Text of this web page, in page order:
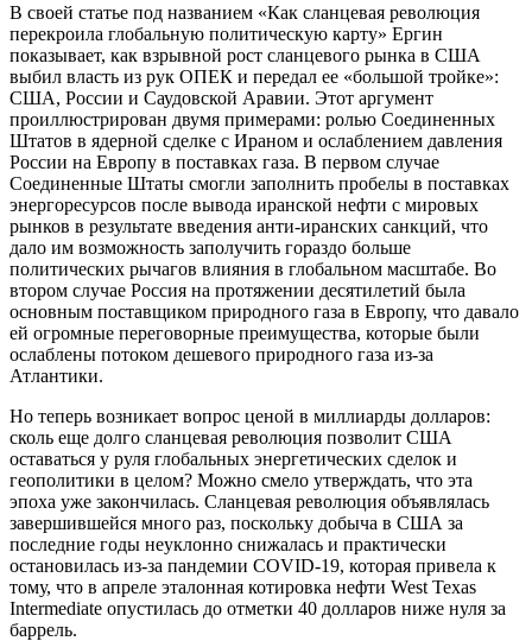
В своей статье под названием «Как сланцевая революция
перекроила глобальную политическую карту» Ергин
показывает, как взрывной рост сланцевого рынка в США
выбил власть из рук ОПЕК и передал ее «большой тройке»:
США, России и Саудовской Аравии. Этот аргумент
проиллюстрирован двумя примерами: ролью Соединенных
Штатов в ядерной сделке с Ираном и ослаблением давления
России на Европу в поставках газа. В первом случае
Соединенные Штаты смогли заполнить пробелы в поставках
энергоресурсов после вывода иранской нефти с мировых
рынков в результате введения анти-иранских санкций, что
дало им возможность заполучить гораздо больше
политических рычагов влияния в глобальном масштабе. Во
втором случае Россия на протяжении десятилетий была
основным поставщиком природного газа в Европу, что давало
ей огромные переговорные преимущества, которые были
ослаблены потоком дешевого природного газа из-за
Атлантики.
Но теперь возникает вопрос ценой в миллиарды долларов:
сколь еще долго сланцевая революция позволит США
оставаться у руля глобальных энергетических сделок и
геополитики в целом? Можно смело утверждать, что эта
эпоха уже закончилась. Сланцевая революция объявлялась ​​
завершившейся много раз, поскольку добыча в США за
последние годы неуклонно снижалась и практически
остановилась из-за пандемии COVID-19, которая привела к
тому, что в апреле эталонная котировка нефти West Texas
Intermediate опустилась до отметки 40 долларов ниже нуля за
баррель.